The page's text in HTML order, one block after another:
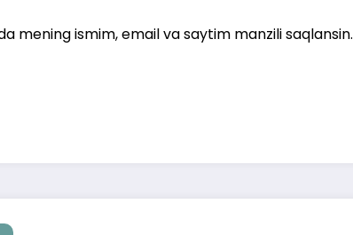
mening ismim, email va saytim manzili saqlansin.